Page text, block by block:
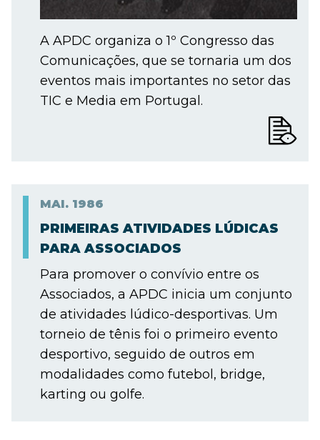
A APDC organiza o 1º Congresso das
Comunicações, que se tornaria um dos
eventos mais importantes no setor das
TIC e Media em Portugal.
MAI. 1986
PRIMEIRAS ATIVIDADES LÚDICAS
PARA ASSOCIADOS
Para promover o convívio entre os
Associados, a APDC inicia um conjunto
de atividades lúdico-desportivas. Um
torneio de tênis foi o primeiro evento
desportivo, seguido de outros em
modalidades como futebol, bridge,
karting ou golfe.